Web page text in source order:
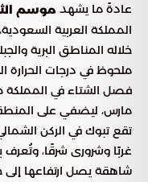
عادةً ما يشهد موسم
المملكة العربية
خلاله المناطق البرية
ملحوظ في درجات الحرارة
فصل الشتاء في
مارس، ليضفي على المنطقة
تقع تبوك في الركن
غربًا وشرورى شرقًا، وتُعرف